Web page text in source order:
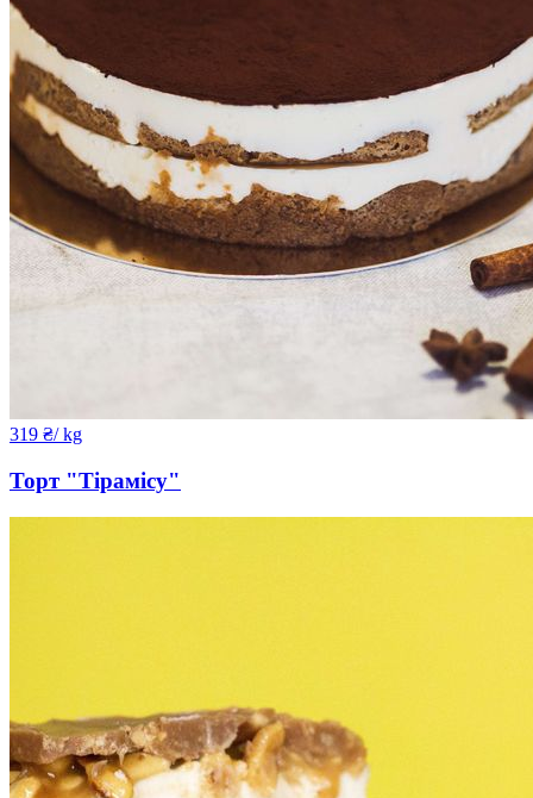
319 ₴/ kg
Торт "Тірамісу"